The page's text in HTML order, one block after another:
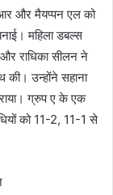
आर और मैयप्पन एल को
महिला डबल्स
राधिका सीलन ने
उन्होंने सहाना
ग्रुप ए के एक
को 11-2, 11-1 से